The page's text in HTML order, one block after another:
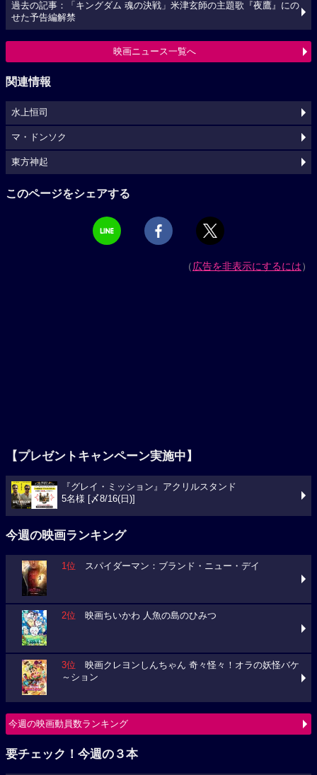
過去の記事：「キングダム 魂の決戦」米津玄師の主題歌『夜鷹』にの
せた予告編解禁
映画ニュース一覧へ
関連情報
水上恒司
マ・ドンソク
東方神起
このページをシェアする
（広告を非表示にするには）
【プレゼントキャンペーン実施中】
『グレイ・ミッション』アクリルスタンド
5名様 [〆8/16(日)]
今週の映画ランキング
1位 スパイダーマン：ブランド・ニュー・デイ
2位 映画ちいかわ 人魚の島のひみつ
3位 映画クレヨンしんちゃん 奇々怪々！オラの妖怪バケ
～ション
今週の映画動員数ランキング
要チェック！今週の３本